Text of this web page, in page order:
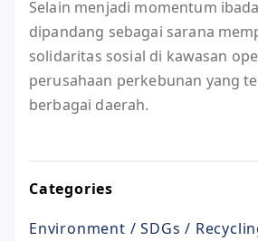
Selain menjadi momentum
dipandang sebagai sarana
solidaritas sosial di kawasan
perusahaan perkebunan yang
berbagai daerah.
Categories
Environment / SDGs /